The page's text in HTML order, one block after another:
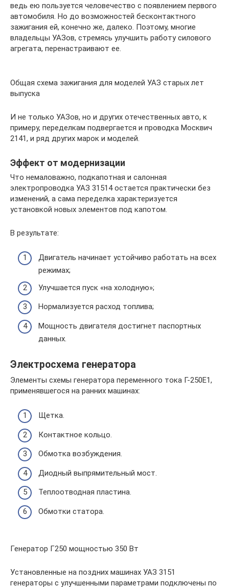
ведь ею пользуется человечество с появлением первого
автомобиля. Но до возможностей бесконтактного
зажигания ей, конечно же, далеко. Поэтому, многие
владельцы УАЗов, стремясь улучшить работу силового
агрегата, перенастраивают ее.
Общая схема зажигания для моделей УАЗ старых лет
выпуска
И не только УАЗов, но и других отечественных авто, к
примеру, переделкам подвергается и проводка Москвич
2141, и ряд других марок и моделей.
Эффект от модернизации
Что немаловажно, подкапотная и салонная
электропроводка УАЗ 31514 остается практически без
изменений, а сама переделка характеризуется
установкой новых элементов под капотом.
В результате:
Двигатель начинает устойчиво работать на всех
режимах;
Улучшается пуск «на холодную»;
Нормализуется расход топлива;
Мощность двигателя достигнет паспортных
данных.
Электросхема генератора
Элементы схемы генератора переменного тока Г-250Е1,
применявшегося на ранних машинах:
Щетка.
Контактное кольцо.
Обмотка возбуждения.
Диодный выпрямительный мост.
Теплоотводная пластина.
Обмотки статора.
Генератор Г250 мощностью 350 Вт
Установленные на поздних машинах УАЗ 3151
генераторы с улучшенными параметрами подключены по